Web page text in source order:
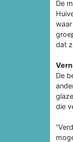
De
dat
De
die